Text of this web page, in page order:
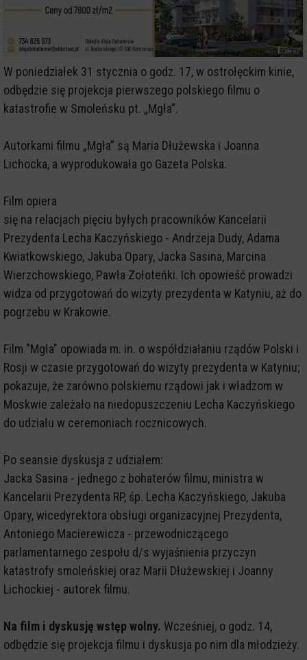
W poniedziałek 31 stycznia o godz. 17, w ostrołęckim kinie,
odbędzie się projekcja pierwszego polskiego filmu o
katastrofie w Smoleńsku pt. „Mgła”.
Autorkami filmu „Mgła” są Maria Dłużewska i Joanna
Lichocka, a wyprodukowała go Gazeta Polska.
Film opiera
się na relacjach pięciu byłych pracowników Kancelarii
Prezydenta Lecha Kaczyńskiego - Andrzeja Dudy, Adama
Kwiatkowskiego, Jakuba Opary, Jacka Sasina, Marcina
Wierzchowskiego, Pawła Zołoteńki. Ich opowieść prowadzi
widza od przygotowań do wizyty prezydenta w Katyniu, aż do
pogrzebu w Krakowie.
Film "Mgła" opowiada m. in. o współdziałaniu rządów Polski i
Rosji w czasie przygotowań do wizyty prezydenta w Katyniu;
pokazuje, że zarówno polskiemu rządowi jak i władzom w
Moskwie zależało na niedopuszczeniu Lecha Kaczyńskiego
do udziału w ceremoniach rocznicowych.
Po seansie dyskusja z udziałem:
Jacka Sasina - jednego z bohaterów filmu, ministra w
Kancelarii Prezydenta RP, śp. Lecha Kaczyńskiego, Jakuba
Opary, wicedyrektora obsługi organizacyjnej Prezydenta,
Antoniego Macierewicza - przewodniczącego
parlamentarnego zespołu d/s wyjaśnienia przyczyn
katastrofy smoleńskiej oraz Marii Dłużewskiej i Joanny
Lichockiej - autorek filmu.
Na film i dyskusję wstęp wolny. Wcześniej, o godz. 14,
odbędzie się projekcja filmu i dyskusja po nim dla młodzieży.